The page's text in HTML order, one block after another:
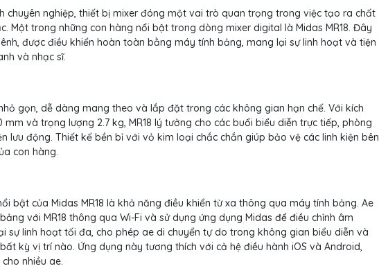
chuyên nghiệp, thiết bị mixer đóng một vai trò quan trọng trong việc tạo ra chất
Một trong những con hàng nổi bật trong dòng mixer digital là Midas MR18. Đây
được điều khiển hoàn toàn bằng máy tính bảng, mang lại sự linh hoạt và tiện
và nhạc sĩ.
gọn, dễ dàng mang theo và lắp đặt trong các không gian hạn chế. Với kích
mm và trọng lượng 2.7 kg, MR18 lý tưởng cho các buổi biểu diễn trực tiếp, phòng
lưu động. Thiết kế bền bỉ với vỏ kim loại chắc chắn giúp bảo vệ các linh kiện bên
con hàng.
bật của Midas MR18 là khả năng điều khiển từ xa thông qua máy tính bảng. Ae
với MR18 thông qua Wi-Fi và sử dụng ứng dụng Midas để điều chỉnh âm
sự linh hoạt tối đa, cho phép ae di chuyển tự do trong không gian biểu diễn và
kỳ vị trí nào. Ứng dụng này tương thích với cả hệ điều hành iOS và Android,
nhiều ae.